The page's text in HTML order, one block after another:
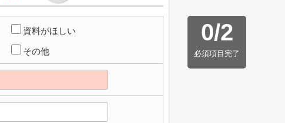
0/2
必須項目完了
資料がほしい
その他